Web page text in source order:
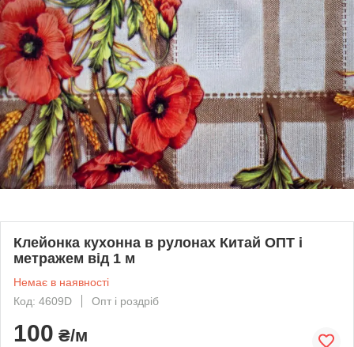
Клейонка кухонна в рулонах Китай ОПТ і
метражем від 1 м
Немає в наявності
Код: 4609D
Опт і роздріб
100 ₴/м